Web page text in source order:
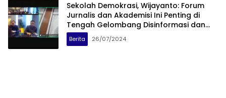
Sekolah Demokrasi, Wijayanto: Forum
Jurnalis dan Akademisi Ini Penting di
Tengah Gelombang Disinformasi dan
Hate Speech
Berita 26/07/2024